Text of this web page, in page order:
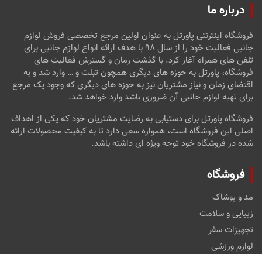
درباره ما
فروشگاه اینترنتی پاورتل به عنوان اولین مرجع تخصصی فروش لوازم
جانبی فعالیت خود را از سال ۹۸ با هدف ارائه انواع لوازم جانبی برای
تلفن های همراه آغاز کرد. با گذشت زمان و گسترش فعالیت های
فروشگاه، پاورتل به حوزه های دیگری همچون تبلت و … وارد شد و به
اقتضای زمان و نیاز مشتریان نیز به حوزه های دیگری که وجود یک مرجع
برای تهیه لوازم جانبی آن ضروری باشد وارد خواهد شد.
فروشگاه پاورتل برای دستیابی به رضایت مشتریان خود که یکی از اهداف
اصلی این فروشگاه است، همواره سعی دارد تا به کیفیت محصولات ارائه
شده در فروشگاه خود توجه ویژه ای داشته باشد.
فروشگاه
مد و پوشاک
زیبایی و سلامت
تجهیزات سفر
لوازم ورزشی